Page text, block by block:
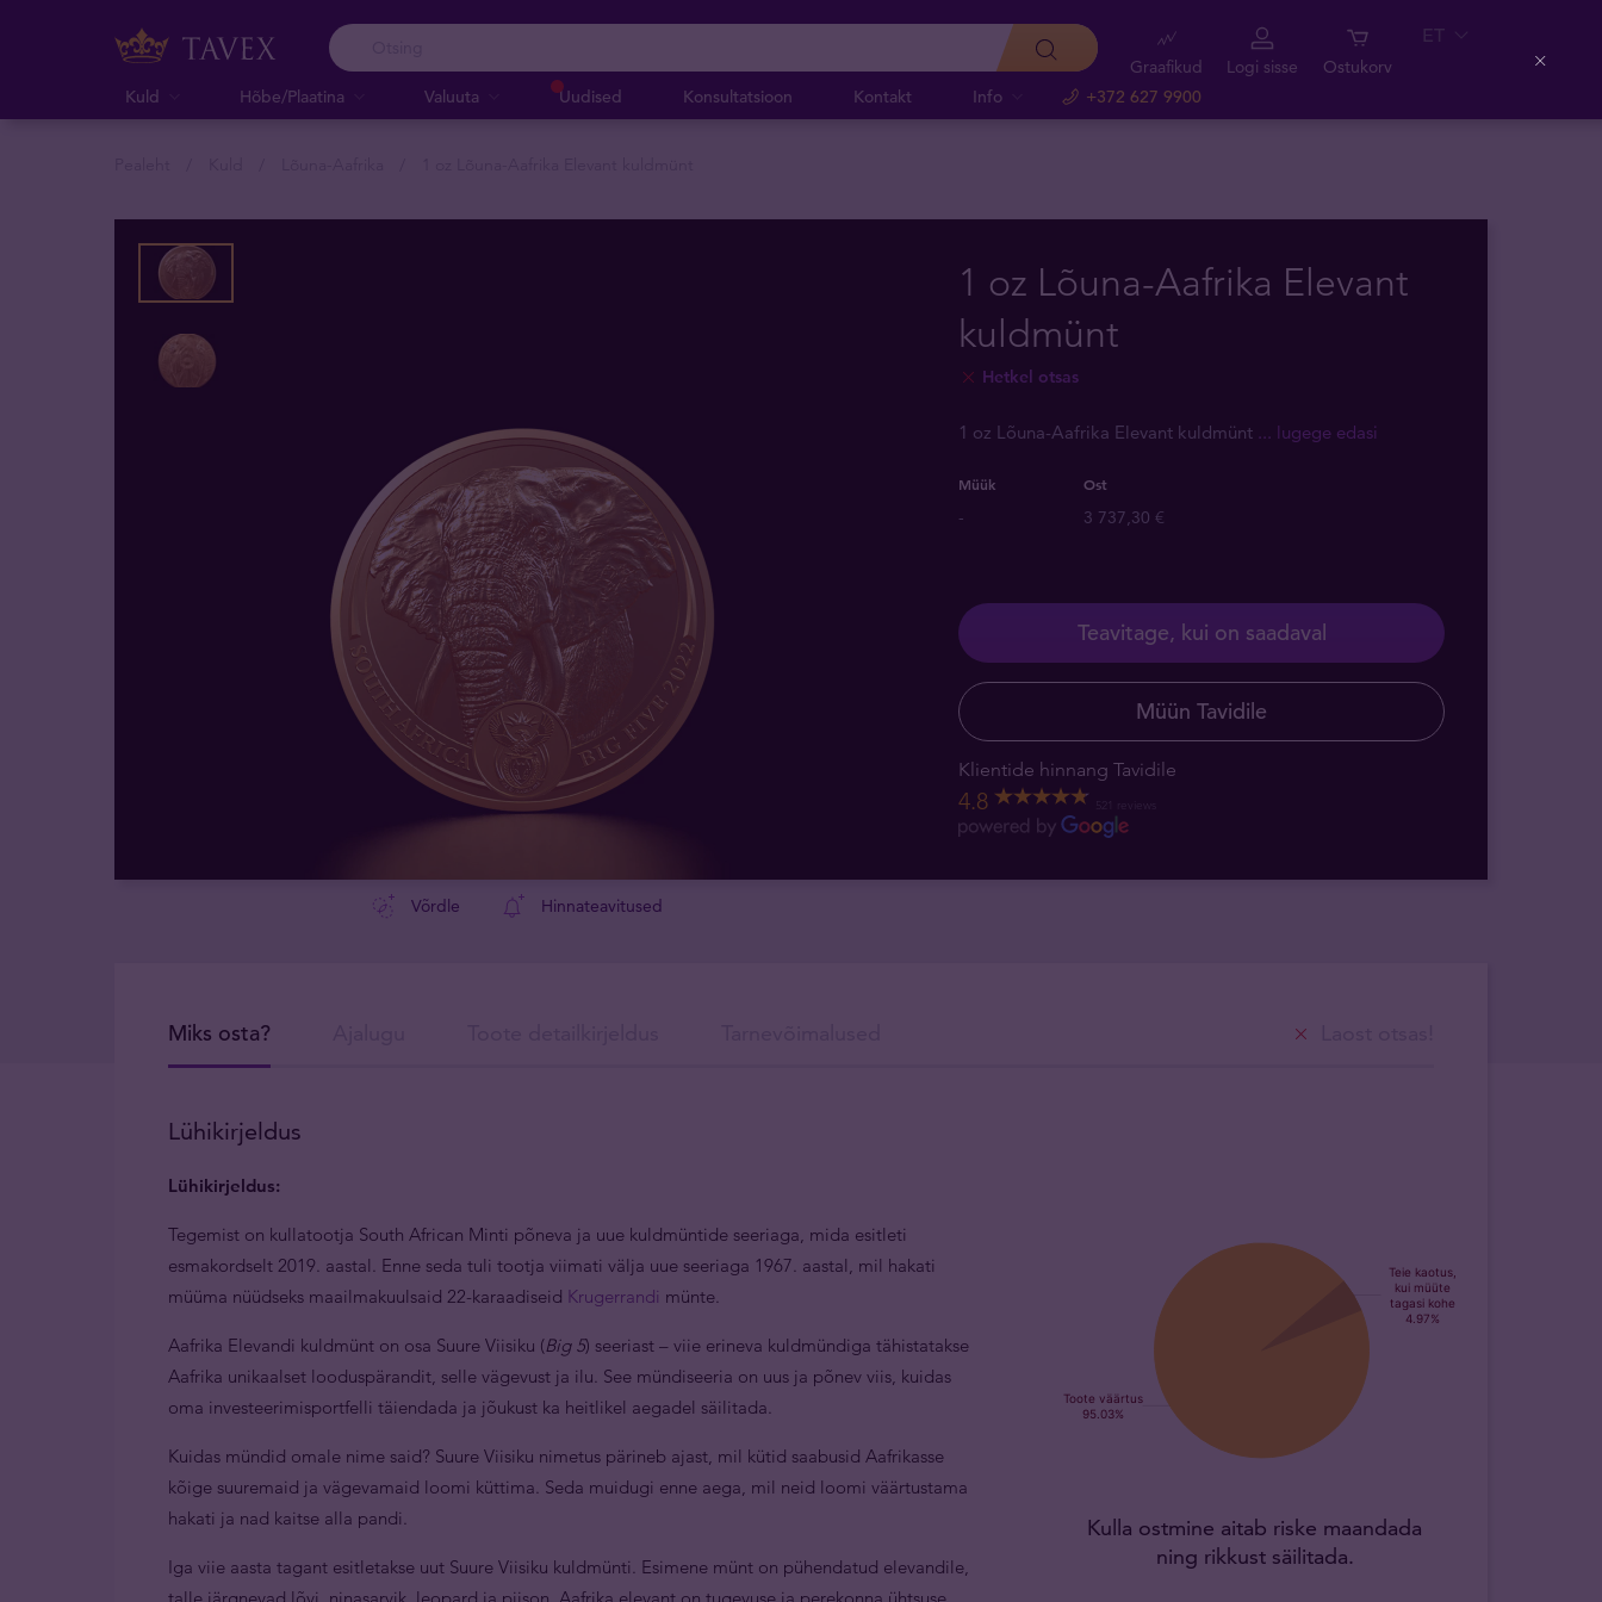
Kuld Hõbe/Plaatina Valuuta Uudised Konsultatsioon Kontakt Info +372 627 9900
Graafikud Logi sisse Ostukorv
ET
1 oz Lõuna-Aafrika Elevant
kuldmünt
Hetkel otsas
1 oz Lõuna-Aafrika Elevant kuldmünt ... lugege edasi
Müük Ost
- 3 737,30 €
Teavitage, kui on saadaval
Müün Tavidile
Klientide hinnang Tavidile
4.8
Võrdle Hinnateavitused
Miks osta?
Lühikirjeldus
Lühikirjeldus:
Tegemist on kullatootja South African Minti põneva ja uue kuldmüntide seeriaga, mida esitleti
esmakordselt 2019. aastal. Enne seda tuli tootja viimati välja uue seeriaga 1967. aastal, mil hakati
müüma nüüdseks maailmakuulsaid 22-karaadiseid Krugerrandi münte.
Aafrika Elevandi kuldmünt on osa Suure Viisiku (Big 5) seeriast – viie erineva kuldmündiga tähistatakse
Aafrika unikaalset looduspärandit, selle vägevust ja ilu. See mündiseeria on uus ja põnev viis, kuidas
oma investeerimisportfelli täiendada ja jõukust ka heitlikel aegadel säilitada.
Kuidas mündid omale nime said? Suure Viisiku nimetus pärineb ajast, mil kütid saabusid Aafrikasse
kõige suuremaid ja vägevamaid loomi küttima. Seda muidugi enne aega, mil neid loomi väärtustama
hakati ja nad kaitse alla pandi.
Iga viie aasta tagant esitletakse uut Suure Viisiku kuldmünti. Esimene münt on pühendatud elevandile,
Kulla ostmine aitab riske maandada
ning rikkust säilitada.
Close